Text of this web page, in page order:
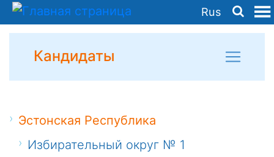
Rus
Кандидаты
Эстонская Республика
Избирательный округ № 1